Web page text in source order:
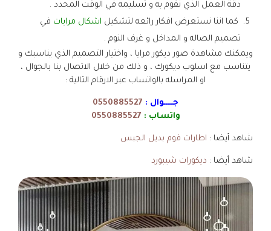
دقة العمل الذي نقوم به و تسليمه في الوقت المحدد .
كما اننا نستعرض افكار رائعه لتشكيل اشكال مرايات في
تصميم الصاله و المداخل و غرف النوم .
ويمكنك مشاهدة صور ديكور مرايا ، واختيار التصميم الذي يناسبك و
يتناسب مع اسلوب ديكورك ، و ذلك من خلال الاتصال بنا بالجوال ،
او المراسله بالواتساب عبر الارقام التالية :
جـــــوال :
واتساب : 0550885527
شاهد أيضا : اطارات فوم بديل الجبس
شاهد أيضا : ديكورات شيبورد